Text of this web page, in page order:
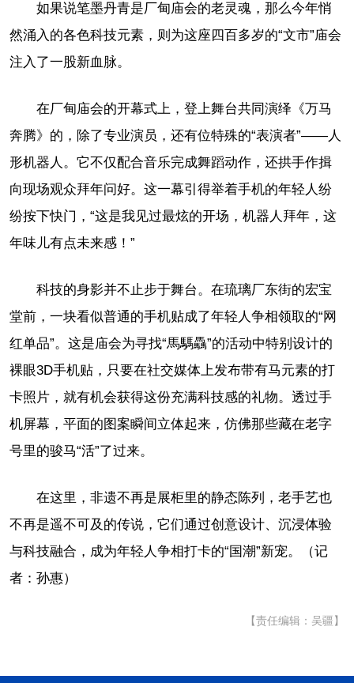
如果说笔墨丹青是厂甸庙会的老灵魂，那么今年悄
然涌入的各色科技元素，则为这座四百多岁的“文市”庙会
注入了一股新血脉。
在厂甸庙会的开幕式上，登上舞台共同演绎《万马
奔腾》的，除了专业演员，还有位特殊的“表演者”——人
形机器人。它不仅配合音乐完成舞蹈动作，还拱手作揖
向现场观众拜年问好。这一幕引得举着手机的年轻人纷
纷按下快门，“这是我见过最炫的开场，机器人拜年，这
年味儿有点未来感！”
科技的身影并不止步于舞台。在琉璃厂东街的宏宝
堂前，一块看似普通的手机贴成了年轻人争相领取的“网
红单品”。这是庙会为寻找“馬騳驫”的活动中特别设计的
裸眼3D手机贴，只要在社交媒体上发布带有马元素的打
卡照片，就有机会获得这份充满科技感的礼物。透过手
机屏幕，平面的图案瞬间立体起来，仿佛那些藏在老字
号里的骏马“活”了过来。
在这里，非遗不再是展柜里的静态陈列，老手艺也
不再是遥不可及的传说，它们通过创意设计、沉浸体验
与科技融合，成为年轻人争相打卡的“国潮”新宠。（记
者：孙惠）
【责任编辑：吴疆】